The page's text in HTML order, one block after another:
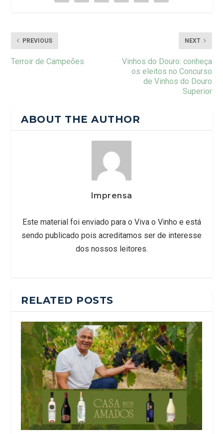
PREVIOUS
Terroir de Campeões
NEXT
Vinhos do Douro: conheça
os eleitos no Concurso
de Vinhos do Douro
Superior
ABOUT THE AUTHOR
Imprensa
Este material foi enviado para o Viva o Vinho e está
sendo publicado pois acreditamos ser de interesse
dos nossos leitores.
RELATED POSTS